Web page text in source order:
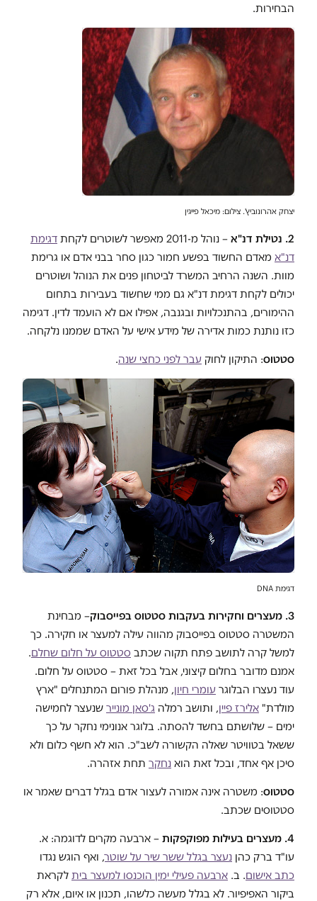
הבחירות.
יצחק אהרונוביץ'. צילום: מיכאל פייגין
2. נטילת דנ"א – נוהל מ-2011 מאפשר לשוטרים לקחת
דגימת
דנ"א מאדם החשוד בפשע חמור כגון סחר בבני אדם או גרימת
מוות. השנה הרחיב המשרד לביטחון פנים את הנוהל ושוטרים
יכולים לקחת דגימת דנ"א גם ממי שחשוד בעבירות בתחום
ההימורים, בהתנכלויות ובגנבה, אפילו אם לא הועמד לדין. דגימה
כזו נותנת כמות אדירה של מידע אישי על האדם שממנו נלקחה.
סטטוס: התיקון לחוק עבר לפני כחצי שנה.
דגימת DNA
3. מעצרים וחקירות בעקבות סטטוס בפייסבוק
– מבחינת
המשטרה סטטוס בפייסבוק מהווה עילה למעצר או חקירה. כך
למשל קרה לתושב פתח תקוה שכתב סטטוס על חלום שחלם.
אמנם מדובר בחלום קיצוני, אבל בכל זאת – סטטוס על חלום.
עוד נעצרו הבלוגר עומרי חיון, מנהלת פורום המתנחלים "ארץ
מולדת" אלירז פיין, ותושב רמלה ג'סאן מונייר שנעצר לחמישה
ימים – שלושתם בחשד להסתה. בלוגר אנונימי נחקר על כך
ששאל בטוויטר שאלה הקשורה לשב"כ. הוא לא חשף כלום ולא
סיכן אף אחד, ובכל זאת הוא נחקר תחת אזהרה.
סטטוס: משטרה אינה אמורה לעצור אדם בגלל דברים שאמר או
סטטוסים שכתב.
4. מעצרים בעילות מפוקפקות
– ארבעה מקרים לדוגמה: א.
עו"ד ברק כהן נעצר בגלל ששר שיר על שוטר, ואף הוגש נגדו
כתב אישום. ב. ארבעה פעילי ימין הוכנסו למעצר בית לקראת
ביקור האפיפיור. לא בגלל מעשה כלשהו, תכנון או איום, אלא רק